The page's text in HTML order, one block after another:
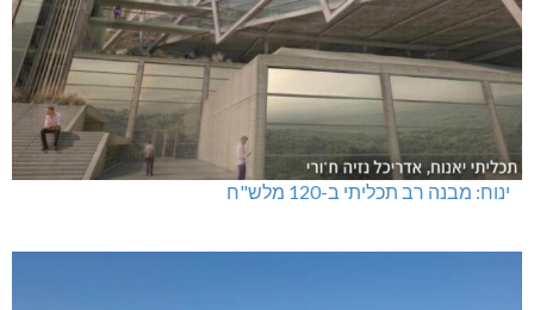
ינוח: מבנה רב תכליתי ב-120 מלש"ח